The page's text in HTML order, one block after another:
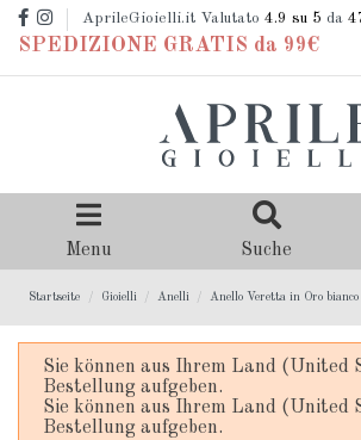
AprileGioielli.it Valutato 4.9 su 5 da
SPEDIZIONE GRATIS da 99€
Menu Suche
Startseite Gioielli Anelli Anello Veretta in Oro
Sie können aus Ihrem Land (United
Bestellung aufgeben.
Sie können aus Ihrem Land (United
Bestellung aufgeben.